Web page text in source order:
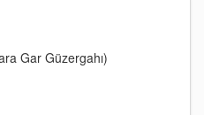
Gar Güzergahı)